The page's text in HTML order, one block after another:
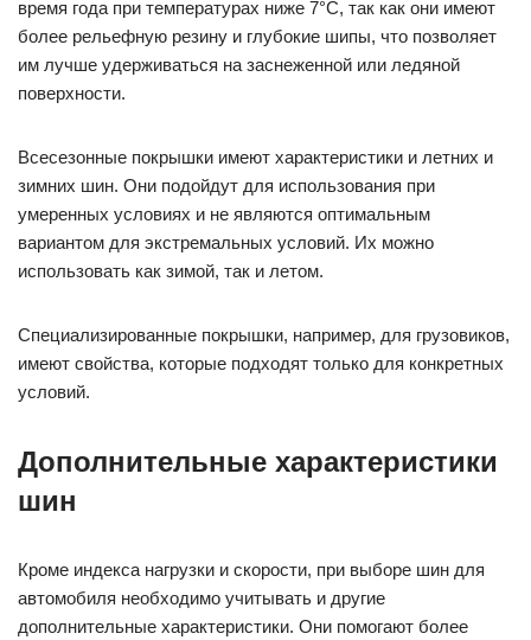
время года при температурах ниже 7°С, так как они имеют
более рельефную резину и глубокие шипы, что позволяет
им лучше удерживаться на заснеженной или ледяной
поверхности.
Всесезонные покрышки имеют характеристики и летних и
зимних шин. Они подойдут для использования при
умеренных условиях и не являются оптимальным
вариантом для экстремальных условий. Их можно
использовать как зимой, так и летом.
Специализированные покрышки, например, для грузовиков,
имеют свойства, которые подходят только для конкретных
условий.
Дополнительные характеристики
шин
Кроме индекса нагрузки и скорости, при выборе шин для
автомобиля необходимо учитывать и другие
дополнительные характеристики. Они помогают более